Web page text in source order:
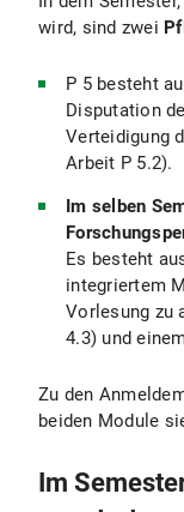
wird, sind zwei
P 5 besteht
Disputation
Verteidigung
Arbeit P 5.2).
Im selben
Es besteht
integriertem
Vorlesung zu
4.3) und
Zu den
beiden Module
Im